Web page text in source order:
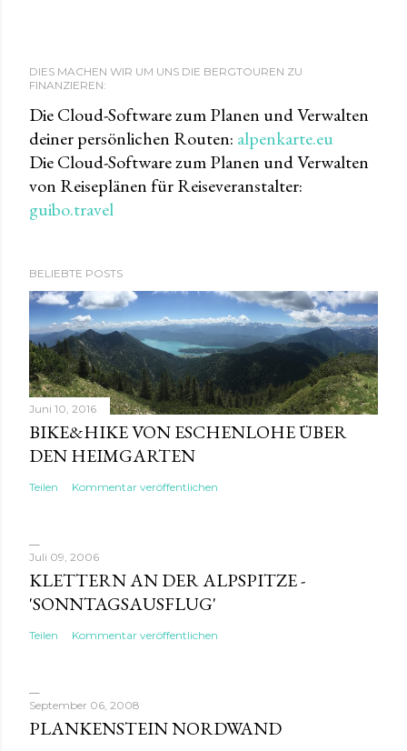
DIES MACHEN WIR UM UNS DIE BERGTOUREN ZU
FINANZIEREN:
Die Cloud-Software zum Planen und Verwalten
deiner persönlichen Routen: alpenkarte.eu
Die Cloud-Software zum Planen und Verwalten
von Reiseplänen für Reiseveranstalter:
guibo.travel
BELIEBTE POSTS
Juni 10, 2016
BIKE&HIKE VON ESCHENLOHE ÜBER
DEN HEIMGARTEN
Teilen Kommentar veröffentlichen
Juli 09, 2006
KLETTERN AN DER ALPSPITZE -
'SONNTAGSAUSFLUG'
Teilen Kommentar veröffentlichen
September 06, 2008
PLANKENSTEIN NORDWAND